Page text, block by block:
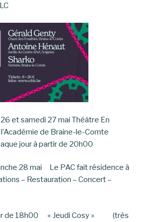
et samedi 27 mai Théâtre En
de Braine-le-Comte
jour à partir de 20h00
28 mai Le PAC fait résidence à
– Restauration – Concert –
de 18h00 « Jeudi Cosy » (très